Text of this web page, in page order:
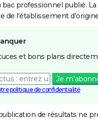
professionnel publié.
de l'établissement
et bons plans
Je
politique de confidentialité
de résultats ne